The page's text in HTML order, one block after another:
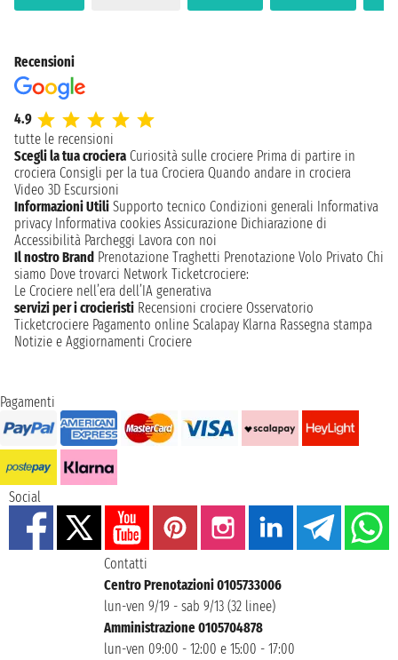
Recensioni
4.9
tutte le recensioni
Scegli la tua crociera Curiosità sulle crociere Prima di partire in
crociera Consigli per la tua Crociera Quando andare in crociera
Video 3D Escursioni
Informazioni Utili Supporto tecnico Condizioni generali Informativa
privacy Informativa cookies Assicurazione Dichiarazione di
Accessibilità Parcheggi Lavora con noi
Il nostro Brand Prenotazione Traghetti Prenotazione Volo Privato Chi
siamo Dove trovarci Network Ticketcrociere:
Le Crociere nell’era dell’IA generativa
servizi per i crocieristi Recensioni crociere Osservatorio
Ticketcrociere Pagamento online Scalapay Klarna Rassegna stampa
Notizie e Aggiornamenti Crociere
Pagamenti
Social
Contatti
Centro Prenotazioni 0105733006
lun-ven 9/19 - sab 9/13 (32 linee)
Amministrazione 0105704878
lun-ven 09:00 - 12:00 e 15:00 - 17:00